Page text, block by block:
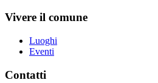
Vivere il comune
Luoghi
Eventi
Contatti